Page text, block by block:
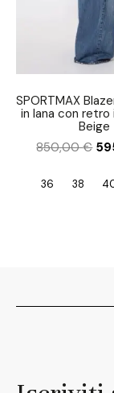
SPORTMAX
in lana con retro
Beige
850,00€
36 38